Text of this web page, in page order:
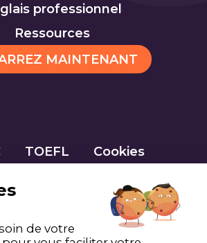
professionnel
Ressources
MAINTENANT
TOEFL Cookies
de votre